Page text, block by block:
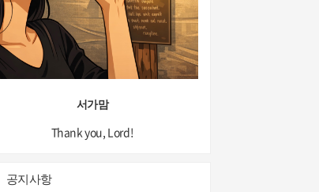
서가맘
Thank you, Lord!
공지사항